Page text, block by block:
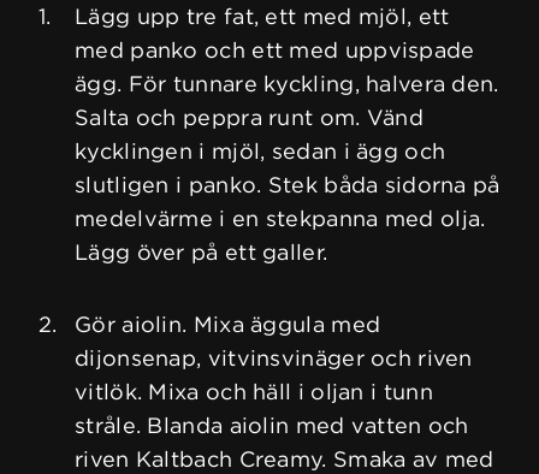
Lägg upp tre fat, ett med mjöl, ett
med panko och ett med uppvispade
ägg. För tunnare kyckling, halvera den.
Salta och peppra runt om. Vänd
kycklingen i mjöl, sedan i ägg och
slutligen i panko. Stek båda sidorna på
medelvärme i en stekpanna med olja.
Lägg över på ett galler.
Gör aiolin. Mixa äggula med
dijonsenap, vitvinsvinäger och riven
vitlök. Mixa och häll i oljan i tunn
stråle. Blanda aiolin med vatten och
riven Kaltbach Creamy. Smaka av med